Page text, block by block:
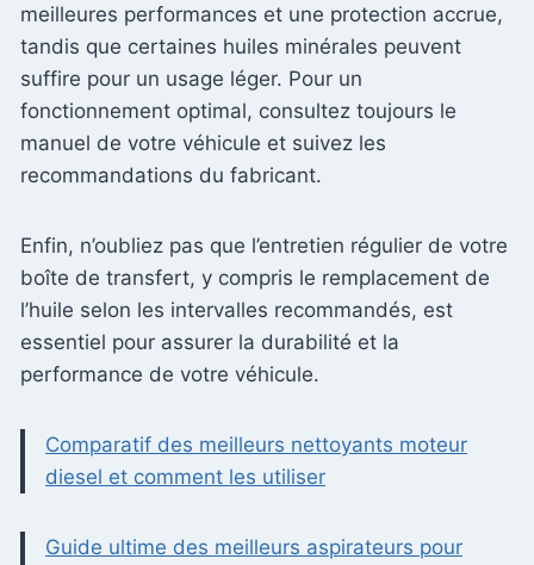
meilleures performances et une protection accrue,
tandis que certaines huiles minérales peuvent
suffire pour un usage léger. Pour un
fonctionnement optimal, consultez toujours le
manuel de votre véhicule et suivez les
recommandations du fabricant.
Enfin, n’oubliez pas que l’entretien régulier de votre
boîte de transfert, y compris le remplacement de
l’huile selon les intervalles recommandés, est
essentiel pour assurer la durabilité et la
performance de votre véhicule.
Comparatif des meilleurs nettoyants moteur
diesel et comment les utiliser
Guide ultime des meilleurs aspirateurs pour